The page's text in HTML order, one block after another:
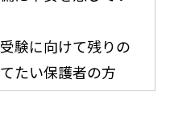
験に向けて残りの
たい保護者の方